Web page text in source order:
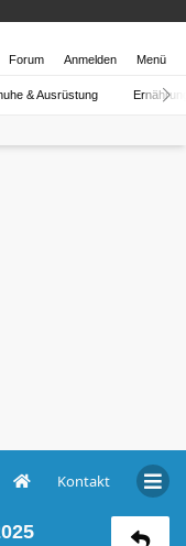
Forum Anmelden Menü
& Ausrüstung
Kontakt